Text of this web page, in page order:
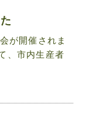
が開催されま
、市内生産者